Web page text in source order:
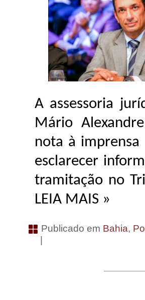
A assessoria
Mário
nota à imprensa
esclarecer
tramitação no
LEIA MAIS »
Publicado em Bahia,
|